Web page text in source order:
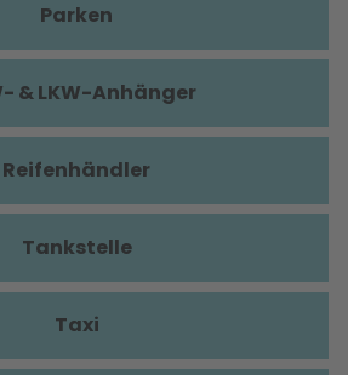
Parken
& LKW-Anhänger
Reifenhändler
Tankstelle
Taxi